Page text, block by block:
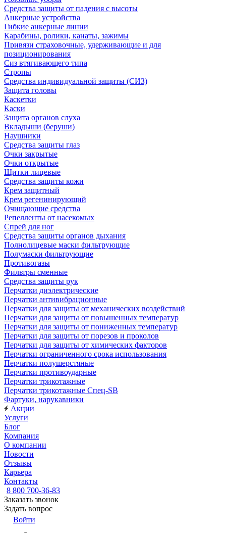
Средства защиты от падения с высоты
Анкерные устройства
Гибкие анкерные линии
Карабины, ролики, канаты, зажимы
Привязи страховочные, удерживающие и для
позиционирования
Сиз втягивающего типа
Стропы
Средства индивидуальной защиты (СИЗ)
Защита головы
Каскетки
Каски
Защита органов слуха
Вкладыши (беруши)
Наушники
Средства защиты глаз
Очки закрытые
Очки открытые
Щитки лицевые
Средства защиты кожи
Крем защитный
Крем регенинирующий
Очищающие средства
Репелленты от насекомых
Спрей для ног
Средства защиты органов дыхания
Полнолицевые маски фильтрующие
Полумаски фильтрующие
Противогазы
Фильтры сменные
Средства защиты рук
Перчатки диэлектрические
Перчатки антивибрационные
Перчатки для защиты от механических воздействий
Перчатки для защиты от повышенных температур
Перчатки для защиты от пониженных температур
Перчатки для защиты от порезов и проколов
Перчатки для защиты от химических факторов
Перчатки ограниченного срока использования
Перчатки полушерстяные
Перчатки противоударные
Перчатки трикотажные
Перчатки трикотажные Спец-SB
Фартуки, нарукавники
Акции
Услуги
Блог
Компания
О компании
Новости
Отзывы
Карьера
Контакты
8 800 700-36-83
Заказать звонок
Задать вопрос
Войти